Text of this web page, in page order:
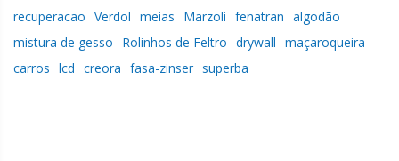
recuperacao Verdol meias Marzoli fenatran algodão
mistura de gesso
Rolinhos de Feltro drywall maçaroqueira
carros lcd creora fasa-zinser superba